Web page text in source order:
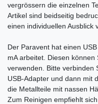
vergrössern die einzelnen
Artikel sind beidseitig
einen individuellen Ausblick
Der Paravent hat einen
mA arbeitet. Diesen
verwenden. Bitte verbinden
USB-Adapter und dann mit
die Metallteile mit nassen
Zum Reinigen empfiehlt